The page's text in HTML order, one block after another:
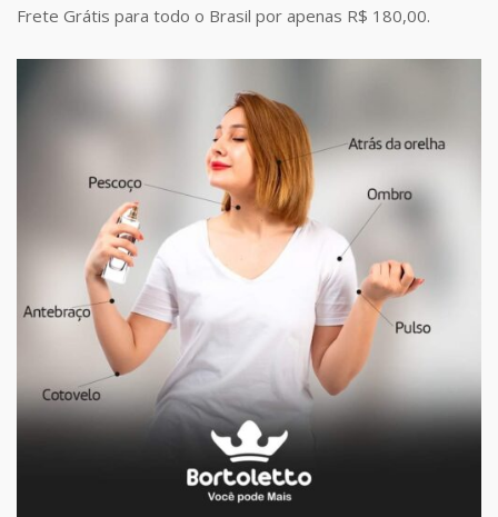
Frete Grátis para todo o Brasil por apenas R$ 180,00.